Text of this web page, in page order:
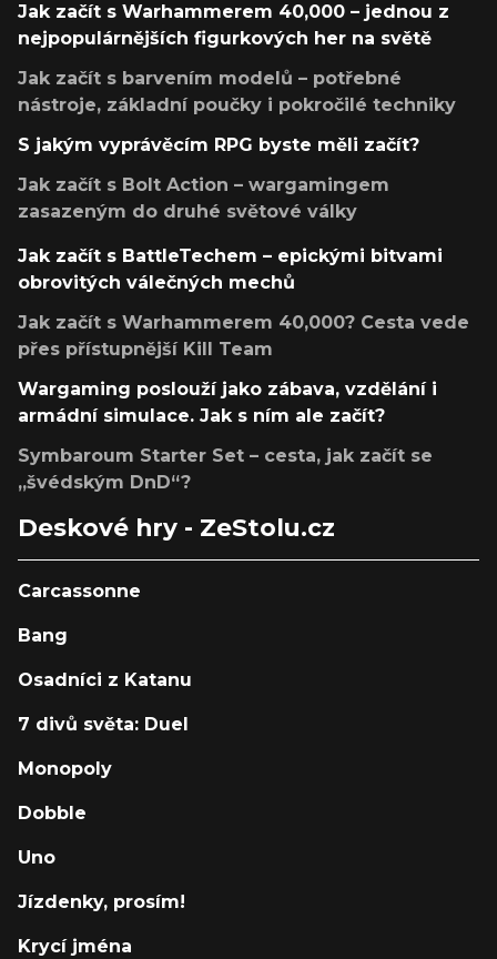
Jak začít s Warhammerem 40,000 – jednou z
nejpopulárnějších figurkových her na světě
Jak začít s barvením modelů – potřebné
nástroje, základní poučky i pokročilé techniky
S jakým vyprávěcím RPG byste měli začít?
Jak začít s Bolt Action – wargamingem
zasazeným do druhé světové války
Jak začít s BattleTechem – epickými bitvami
obrovitých válečných mechů
Jak začít s Warhammerem 40,000? Cesta vede
přes přístupnější Kill Team
Wargaming poslouží jako zábava, vzdělání i
armádní simulace. Jak s ním ale začít?
Symbaroum Starter Set – cesta, jak začít se
„švédským DnD“?
Deskové hry - ZeStolu.cz
Carcassonne
Bang
Osadníci z Katanu
7 divů světa: Duel
Monopoly
Dobble
Uno
Jízdenky, prosím!
Krycí jména